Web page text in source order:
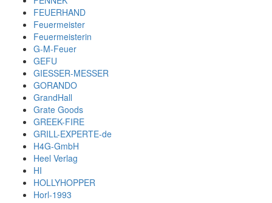
FEUERHAND
Feuermeister
Feuermeisterin
G-M-Feuer
GEFU
GIESSER-MESSER
GORANDO
GrandHall
Grate Goods
GREEK-FIRE
GRILL-EXPERTE-de
H4G-GmbH
Heel Verlag
HI
HOLLYHOPPER
Horl-1993